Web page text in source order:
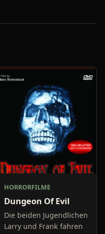
HORRORFILME
Dungeon Of Evil
Die beiden Jugendlichen
Larry und Frank fahren